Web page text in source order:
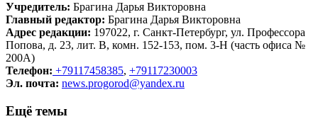
Учредитель: Брагина Дарья Викторовна
Главный редактор: Брагина Дарья Викторовна
Адрес редакции: 197022, г. Санкт-Петербург, ул. Профессора
Попова, д. 23, лит. В, комн. 152-153, пом. 3-Н (часть офиса №
200А)
Телефон: +79117458385, +79117230003
Эл. почта: news.progorod@yandex.ru
Ещё темы